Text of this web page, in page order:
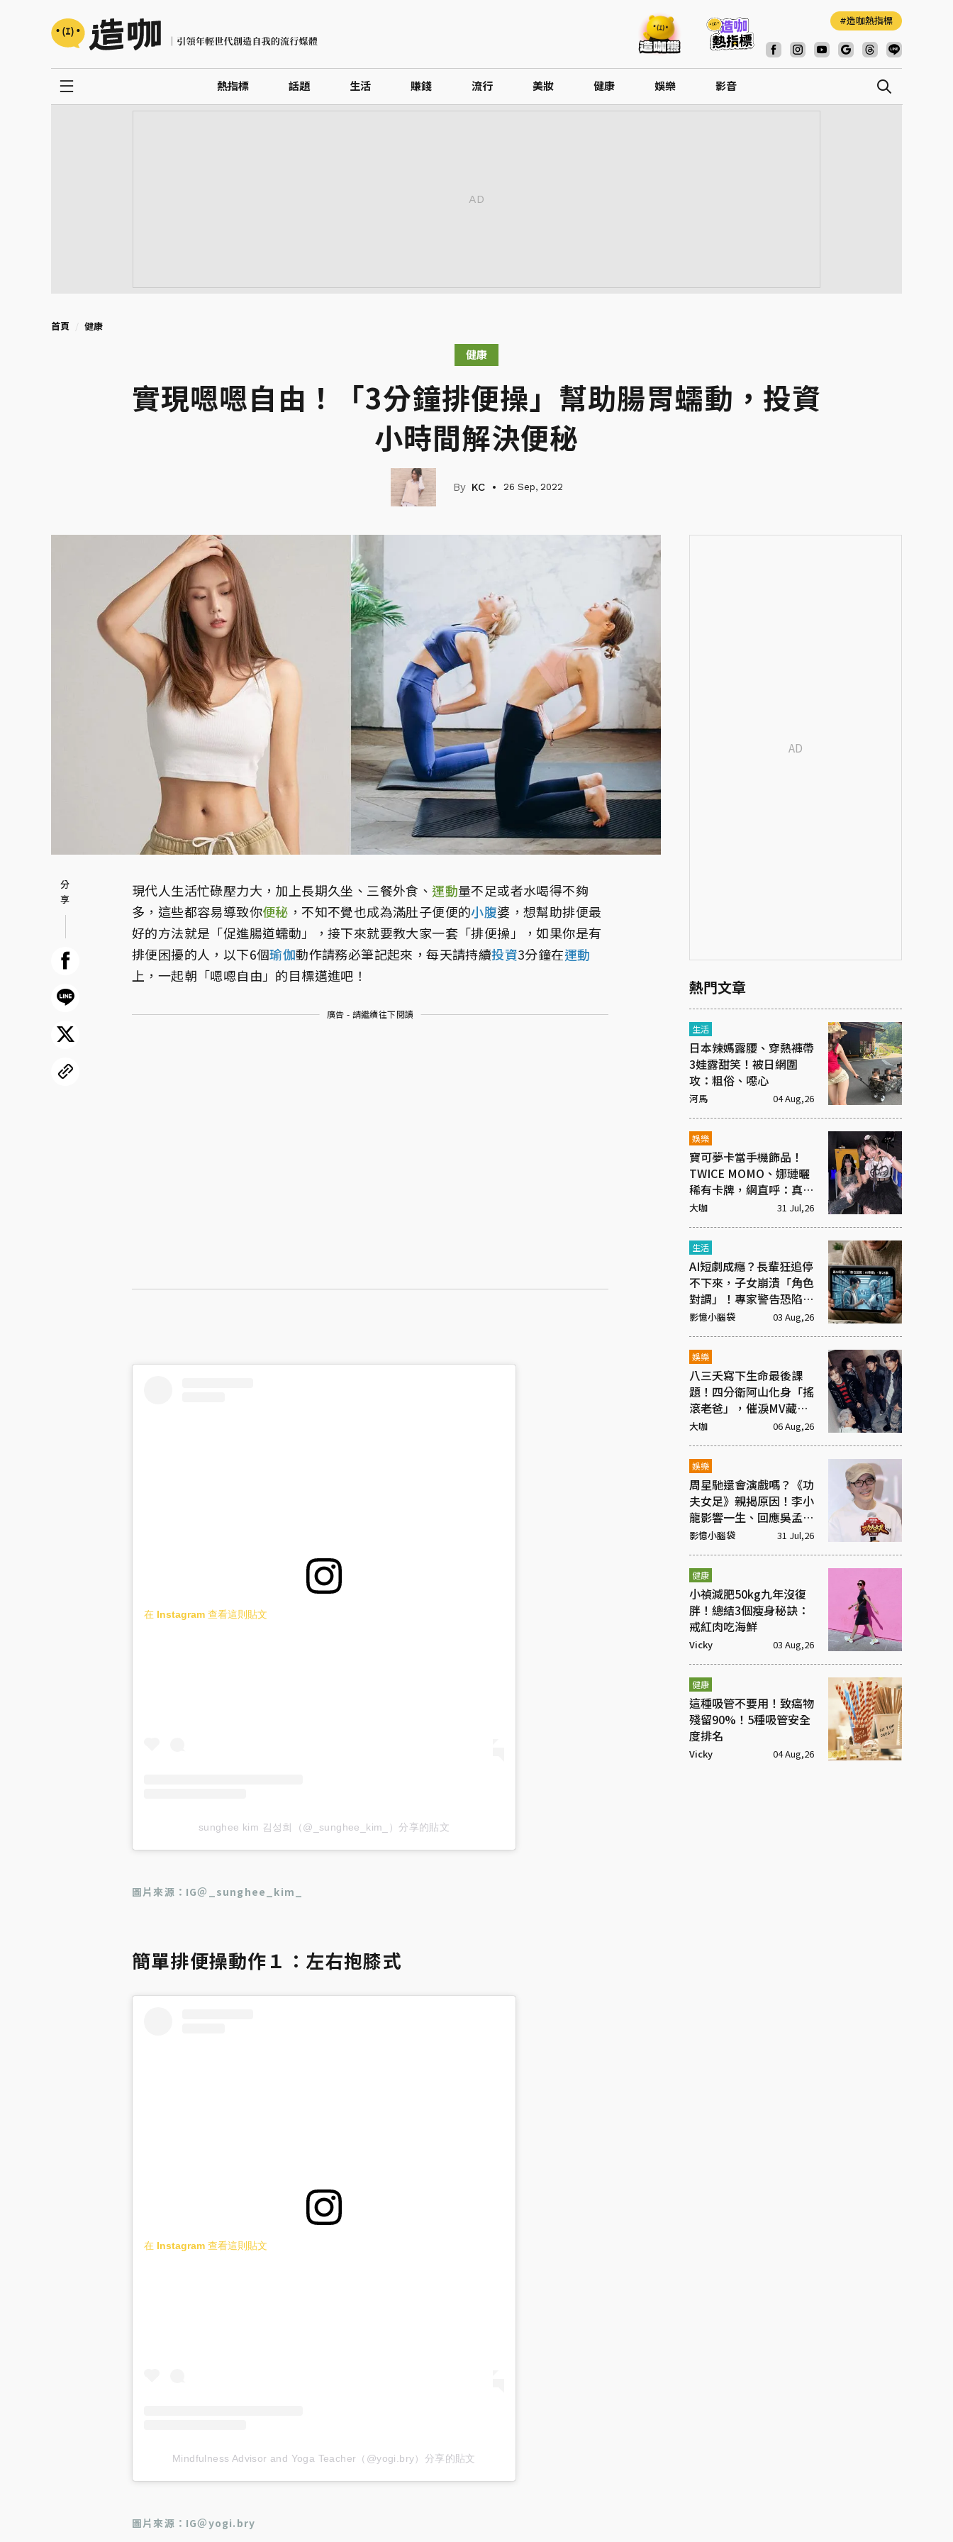
造咖熱指標
熱指標 話題 生活 賺錢 流行 美妝 健康 娛樂 影音
首頁 健康
健康
實現嗯嗯自由！「3分鐘排便操」幫助腸胃蠕動，投資
小時間解決便秘
KC 26 Sep, 2022
現代人生活忙碌壓力大，加上長期久坐、三餐外食、 運動量不足或者水喝得不夠
多，這些都容易導致你便秘 ，不知不覺也成為滿肚子便便的小腹婆，想幫助排便最
好的方法就是「促進腸道蠕動」，接下來就要教大家一套「排便操」，如果你是有
排便困擾的人，以下6個瑜伽動作請務必筆記起來，每天請持續投資3分鐘在運動
上，一起朝「嗯嗯自由」的目標邁進吧！
廣告 - 請繼續往下閱讀
在 Instagram 查看這則貼文
sunghee kim 김성희（@_sunghee_kim_）分享的貼文
圖片來源：IG＠_sunghee_kim_
簡單排便操動作１：左右抱膝式
在 Instagram 查看這則貼文
Mindfulness Advisor and Yoga Teacher（@yogi.bry）分享的貼文
圖片來源：IG＠yogi.bry
熱門文章
生活
日本辣媽露腰、穿熱褲帶
3娃露甜笑！被日網圍
攻：粗俗、噁心
河馬 04 Aug,26
娛樂
寶可夢卡當手機飾品！
TWICE MOMO、娜璉曬
稀有卡牌，網直呼：真奢
華
大咖 31 Jul,26
生活
AI短劇成癮？長輩狂追停
不下來，子女崩潰「角色
對調」！專家警告恐陷腦
腐
影憶小腦袋 03 Aug,26
娛樂
八三夭寫下生命最後課
題！四分衛阿山化身「搖
滾老爸」，催淚MV藏大
洋蔥
大咖 06 Aug,26
娛樂
周星馳還會演戲嗎？《功
夫女足》親揭原因！李小
龍影響一生、回應吳孟達
彩蛋
影憶小腦袋 31 Jul,26
健康
小禎減肥50kg九年沒復
胖！總結3個瘦身秘訣：
戒紅肉吃海鮮
Vicky 03 Aug,26
健康
這種吸管不要用！致癌物
殘留90%！5種吸管安全
度排名
Vicky 04 Aug,26